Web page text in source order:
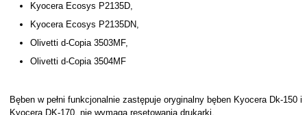
Kyocera Ecosys P2135D,
Kyocera Ecosys P2135DN,
Olivetti d-Copia 3503MF,
Olivetti d-Copia 3504MF
Bęben w pełni funkcjonalnie zastępuje oryginalny bęben Kyocera Dk-150 i
Kyocera DK-170, nie wymaga resetowania drukarki.